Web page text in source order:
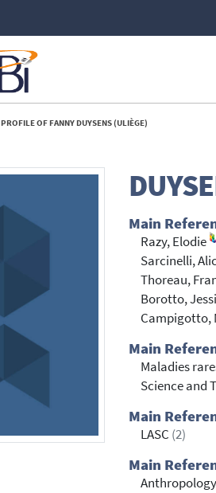
PROFILE OF FANNY DUYSENS (ULIÈGE)
Main
Razy, Elodie
Sarcinelli,
Thoreau,
Borotto,
Campigotto,
Main
Maladies
Science and
Main
LASC (2)
Main
Anthropology